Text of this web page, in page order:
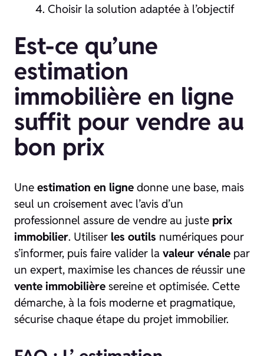
Choisir la solution adaptée à l’objectif
Est-ce qu’une
estimation
immobilière en ligne
suffit pour vendre au
bon prix
Une estimation en ligne donne une base, mais
seul un croisement avec l’avis d’un
professionnel assure de vendre au juste prix
immobilier. Utiliser les outils numériques pour
s’informer, puis faire valider la valeur vénale par
un expert, maximise les chances de réussir une
vente immobilière sereine et optimisée. Cette
démarche, à la fois moderne et pragmatique,
sécurise chaque étape du projet immobilier.